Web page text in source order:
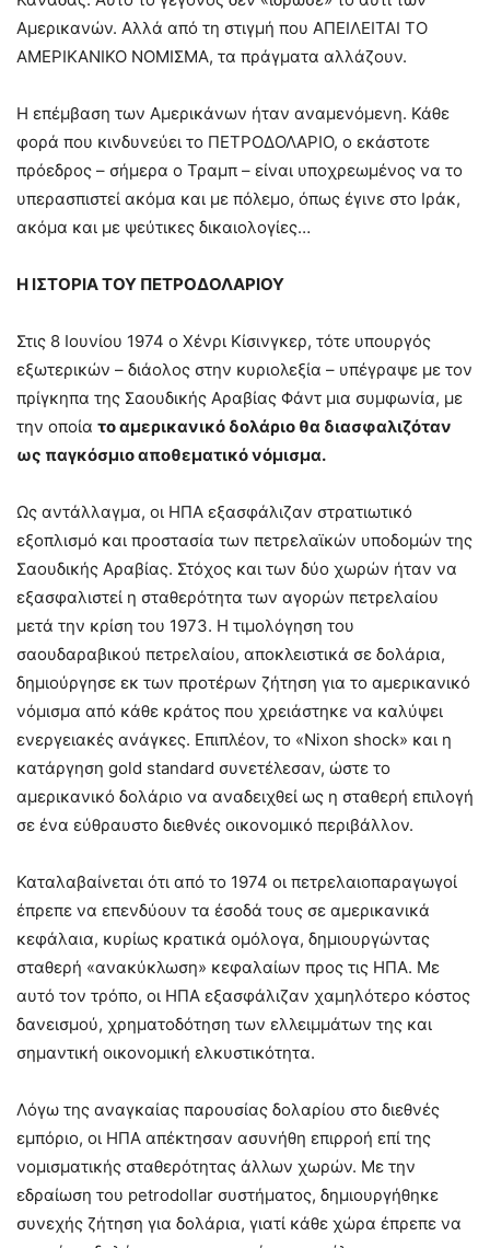
Αμερικανών. Αλλά από τη στιγμή που ΑΠΕΙΛΕΙΤΑΙ ΤΟ
ΑΜΕΡΙΚΑΝΙΚΟ ΝΟΜΙΣΜΑ, τα πράγματα αλλάζουν.
Η επέμβαση των Αμερικάνων ήταν αναμενόμενη. Κάθε
φορά που κινδυνεύει το ΠΕΤΡΟΔΟΛΑΡΙΟ, ο εκάστοτε
πρόεδρος – σήμερα ο Τραμπ – είναι υποχρεωμένος να το
υπερασπιστεί ακόμα και με πόλεμο, όπως έγινε στο Ιράκ,
ακόμα και με ψεύτικες δικαιολογίες…
Η ΙΣΤΟΡΙΑ ΤΟΥ ΠΕΤΡΟΔΟΛΑΡΙΟΥ
Στις 8 Ιουνίου 1974 ο Χένρι Κίσινγκερ, τότε υπουργός
εξωτερικών – διάολος στην κυριολεξία – υπέγραψε με τον
πρίγκηπα της Σαουδικής Αραβίας Φάντ μια συμφωνία, με
την οποία το αμερικανικό δολάριο θα διασφαλιζόταν
ως παγκόσμιο αποθεματικό νόμισμα.
Ως αντάλλαγμα, οι ΗΠΑ εξασφάλιζαν στρατιωτικό
εξοπλισμό και προστασία των πετρελαϊκών υποδομών της
Σαουδικής Αραβίας. Στόχος και των δύο χωρών ήταν να
εξασφαλιστεί η σταθερότητα των αγορών πετρελαίου
μετά την κρίση του 1973. Η τιμολόγηση του
σαουδαραβικού πετρελαίου, αποκλειστικά σε δολάρια,
δημιούργησε εκ των προτέρων ζήτηση για το αμερικανικό
νόμισμα από κάθε κράτος που χρειάστηκε να καλύψει
ενεργειακές ανάγκες. Επιπλέον, το «Nixon shock» και η
κατάργηση gold standard συνετέλεσαν, ώστε το
αμερικανικό δολάριο να αναδειχθεί ως η σταθερή επιλογή
σε ένα εύθραυστο διεθνές οικονομικό περιβάλλον.
Καταλαβαίνεται ότι από το 1974 οι πετρελαιοπαραγωγοί
έπρεπε να επενδύουν τα έσοδά τους σε αμερικανικά
κεφάλαια, κυρίως κρατικά ομόλογα, δημιουργώντας
σταθερή «ανακύκλωση» κεφαλαίων προς τις ΗΠΑ. Με
αυτό τον τρόπο, οι ΗΠΑ εξασφάλιζαν χαμηλότερο κόστος
δανεισμού, χρηματοδότηση των ελλειμμάτων της και
σημαντική οικονομική ελκυστικότητα.
Λόγω της αναγκαίας παρουσίας δολαρίου στο διεθνές
εμπόριο, οι ΗΠΑ απέκτησαν ασυνήθη επιρροή επί της
νομισματικής σταθερότητας άλλων χωρών. Με την
εδραίωση του petrodollar συστήματος, δημιουργήθηκε
συνεχής ζήτηση για δολάρια, γιατί κάθε χώρα έπρεπε να